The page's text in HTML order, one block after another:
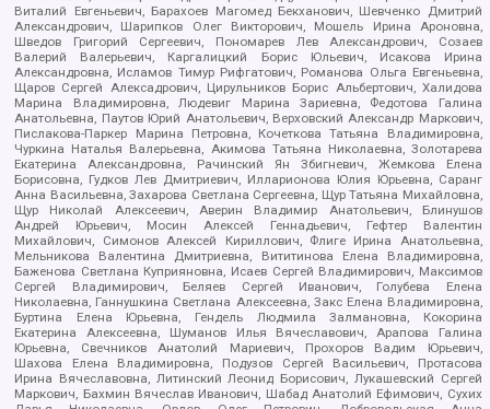
Виталий Евгеньевич, Барахоев Магомед Бекханович, Шевченко Дмитрий
Александрович, Шарипков Олег Викторович, Мошель Ирина Ароновна,
Шведов Григорий Сергеевич, Пономарев Лев Александрович, Созаев
Валерий Валерьевич, Каргалицкий Борис Юльевич, Исакова Ирина
Александровна, Исламов Тимур Рифгатович, Романова Ольга Евгеньевна,
Щаров Сергей Алексадрович, Цирульников Борис Альбертович, Халидова
Марина Владимировна, Людевиг Марина Зариевна, Федотова Галина
Анатольевна, Паутов Юрий Анатольевич, Верховский Александр Маркович,
Пислакова-Паркер Марина Петровна, Кочеткова Татьяна Владимировна,
Чуркина Наталья Валерьевна, Акимова Татьяна Николаевна, Золотарева
Екатерина Александровна, Рачинский Ян Збигневич, Жемкова Елена
Борисовна, Гудков Лев Дмитриевич, Илларионова Юлия Юрьевна, Саранг
Анна Васильевна, Захарова Светлана Сергеевна, Щур Татьяна Михайловна,
Щур Николай Алексеевич, Аверин Владимир Анатольевич, Блинушов
Андрей Юрьевич, Мосин Алексей Геннадьевич, Гефтер Валентин
Михайлович, Симонов Алексей Кириллович, Флиге Ирина Анатольевна,
Мельникова Валентина Дмитриевна, Вититинова Елена Владимировна,
Баженова Светлана Куприяновна, Исаев Сергей Владимирович, Максимов
Сергей Владимирович, Беляев Сергей Иванович, Голубева Елена
Николаевна, Ганнушкина Светлана Алексеевна, Закс Елена Владимировна,
Буртина Елена Юрьевна, Гендель Людмила Залмановна, Кокорина
Екатерина Алексеевна, Шуманов Илья Вячеславович, Арапова Галина
Юрьевна, Свечников Анатолий Мариевич, Прохоров Вадим Юрьевич,
Шахова Елена Владимировна, Подузов Сергей Васильевич, Протасова
Ирина Вячеславовна, Литинский Леонид Борисович, Лукашевский Сергей
Маркович, Бахмин Вячеслав Иванович, Шабад Анатолий Ефимович, Сухих